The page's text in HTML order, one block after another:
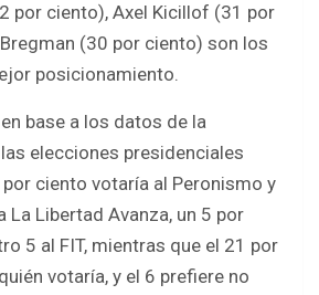
por ciento), Axel Kicillof (31 por
(30 por ciento) son los
posicionamiento.
en base a los datos de la
elecciones presidenciales
ciento votaría al Peronismo y
La Libertad Avanza, un 5 por
5 al FIT, mientras que el 21 por
votaría, y el 6 prefiere no